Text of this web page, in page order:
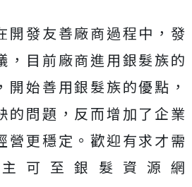
開發友善廠商過程中，發
，目前廠商進用銀髮族的
開始善用銀髮族的優點，
的問題，反而增加了企業
營更穩定。歡迎有求才需
可至銀髮資源網